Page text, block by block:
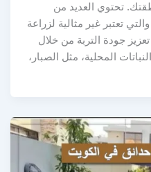
تحتوي العديد من
تعتبر غير مثالية لزراعة
جودة التربة من خلال
المحلية، مثل الصبار،